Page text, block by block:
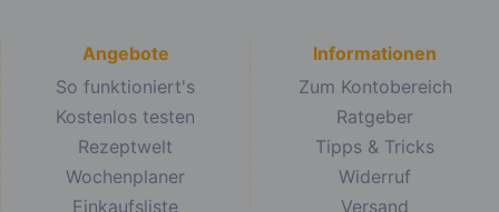
Angebote
So funktioniert's
Kostenlos testen
Rezeptwelt
Wochenplaner
Einkaufsliste
Informationen
Zum Kontobereich
Ratgeber
Tipps & Tricks
Widerruf
Versand